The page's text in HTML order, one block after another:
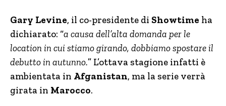
Gary Levine, il co-presidente di Showtime ha
dichiarato: “a causa dell’alta domanda per le
location in cui stiamo girando, dobbiamo spostare il
debutto in autunno.” L’ottava stagione infatti è
ambientata in Afganistan, ma la serie verrà
girata in Marocco.